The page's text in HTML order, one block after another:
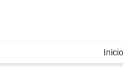
Inicio